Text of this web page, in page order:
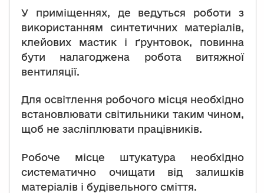
У приміщеннях, де ведуться роботи з
використанням синтетичних матеріалів,
клейових мастик і ґрунтовок, повинна
бути налагоджена робота витяжної
вентиляції.
Для освітлення робочого місця необхідно
встановлювати світильники таким чином,
щоб не засліплювати працівників.
Робоче місце штукатура необхідно
систематично очищати від залишків
матеріалів і будівельного сміття.